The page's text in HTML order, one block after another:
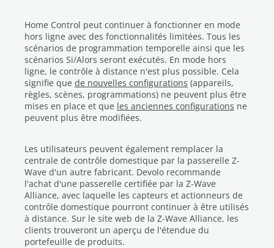
Home Control peut continuer à fonctionner en mode
hors ligne avec des fonctionnalités limitées. Tous les
scénarios de programmation temporelle ainsi que les
scénarios Si/Alors seront exécutés. En mode hors
ligne, le contrôle à distance n'est plus possible. Cela
signifie que de nouvelles configurations (appareils,
règles, scènes, programmations) ne peuvent plus être
mises en place et que les anciennes configurations ne
peuvent plus être modifiées.
Les utilisateurs peuvent également remplacer la
centrale de contrôle domestique par la passerelle Z-
Wave d'un autre fabricant. Devolo recommande
l'achat d'une passerelle certifiée par la Z-Wave
Alliance, avec laquelle les capteurs et actionneurs de
contrôle domestique pourront continuer à être utilisés
à distance. Sur le site web de la Z-Wave Alliance, les
clients trouveront un aperçu de l'étendue du
portefeuille de produits.